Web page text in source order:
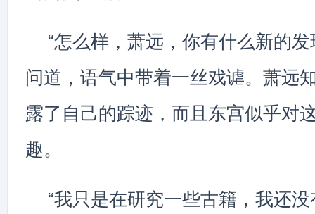
“怎么样，萧远，你有什么新的
问道，语气中带着一丝戏谑。萧远
露了自己的踪迹，而且东宫似乎对
趣。
“我只是在研究一些古籍，我还